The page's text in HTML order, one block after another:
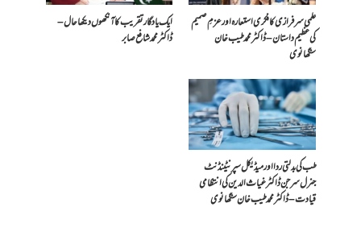
علمی سرفرازی کا فکری استعارہ اور عزمِ صمیم
کی عظیم داستان – ڈاکٹر محمد طیب خان
سنگھانوی
ایک یادگار تقریب کا آنکھوں دیکھا حال –
ڈاکٹر محمد شافع صابر
طب کی بدلتی ردا اور میڈیکل سپرنٹینڈنٹ
جنرل سرجن ڈاکٹر غیاث الدین کی انتظامی
قیادت – ڈاکٹر محمد طیب خان سنگھانوی